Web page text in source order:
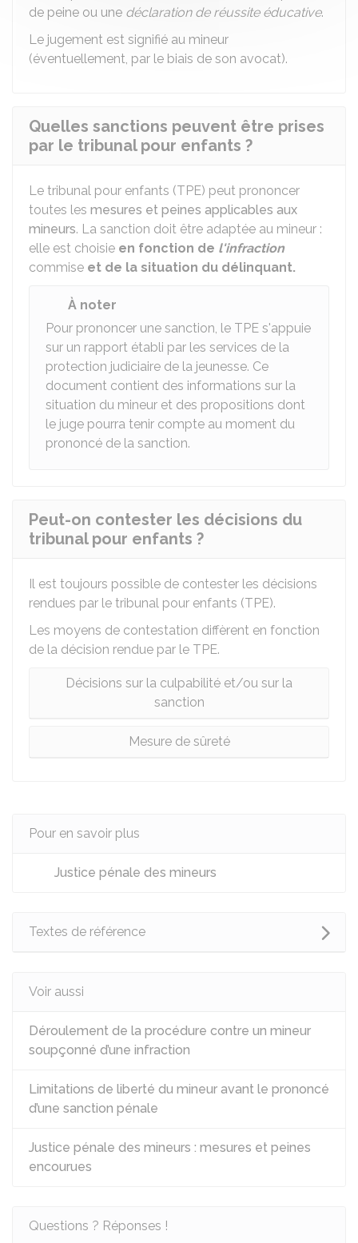
de peine ou une déclaration de réussite éducative.
Le jugement est signifié au mineur
(éventuellement, par le biais de son avocat).
Quelles sanctions peuvent être prises
par le tribunal pour enfants ?
Le tribunal pour enfants (TPE) peut prononcer
toutes les mesures et peines applicables aux
mineurs. La sanction doit être adaptée au mineur :
elle est choisie en fonction de l'infraction
commise et de la situation du délinquant.
À noter
Pour prononcer une sanction, le TPE s'appuie
sur un rapport établi par les services de la
protection judiciaire de la jeunesse. Ce
document contient des informations sur la
situation du mineur et des propositions dont
le juge pourra tenir compte au moment du
prononcé de la sanction.
Peut-on contester les décisions du
tribunal pour enfants ?
Il est toujours possible de contester les décisions
rendues par le tribunal pour enfants (TPE).
Les moyens de contestation diffèrent en fonction
de la décision rendue par le TPE.
Décisions sur la culpabilité et/ou sur la
sanction
Mesure de sûreté
Pour en savoir plus
Justice pénale des mineurs
Textes de référence
Voir aussi
Déroulement de la procédure contre un mineur
soupçonné d’une infraction
Limitations de liberté du mineur avant le prononcé
d’une sanction pénale
Justice pénale des mineurs : mesures et peines
encourues
Questions ? Réponses !